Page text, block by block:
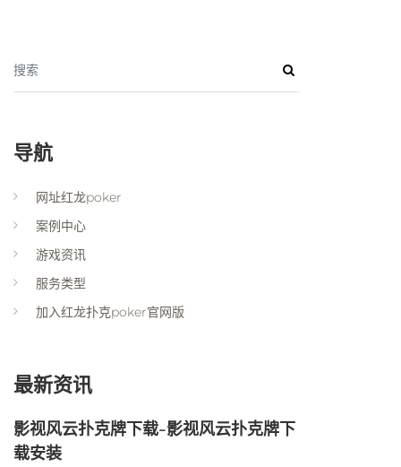
搜索
导航
网址红龙poker
案例中心
游戏资讯
服务类型
加入红龙扑克poker官网版
最新资讯
影视风云扑克牌下载-影视风云扑克牌下
载安装